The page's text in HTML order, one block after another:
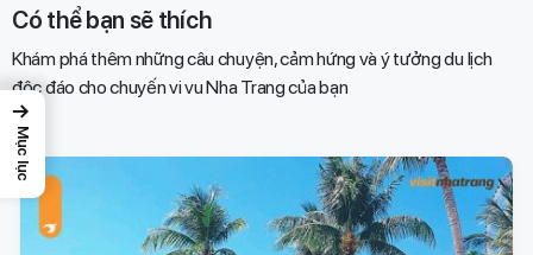
Có thể bạn sẽ thích
Khám phá thêm những câu chuyện, cảm hứng và ý tưởng du lịch
độc đáo cho chuyến vi vu Nha Trang của bạn​
→
Mục lục